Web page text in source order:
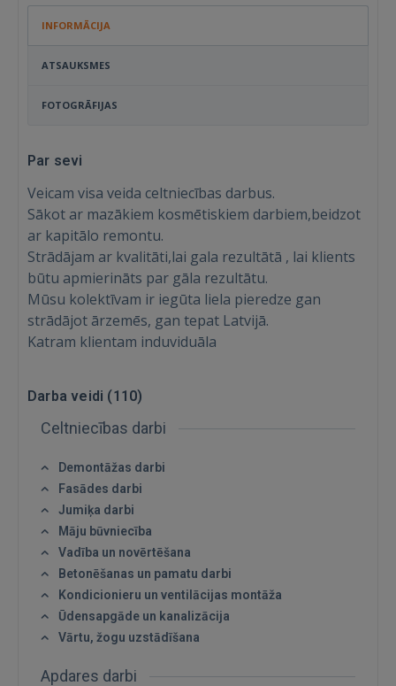
Ienākt
INFORMĀCIJA
ATSAUKSMES
FOTOGRĀFIJAS
Par sevi
Veicam visa veida celtniecības darbus.
Sākot ar mazākiem kosmētiskiem darbiem,beidzot
ar kapitālo remontu.
Strādājam ar kvalitāti,lai gala rezultātā , lai klients
būtu apmierināts par gāla rezultātu.
Mūsu kolektīvam ir iegūta liela pieredze gan
strādājot ārzemēs, gan tepat Latvijā.
Katram klientam induviduāla
Darba veidi (110)
Celtniecības darbi
Demontāžas darbi
Fasādes darbi
Jumiķa darbi
Māju būvniecība
Vadība un novērtēšana
Betonēšanas un pamatu darbi
Kondicionieru un ventilācijas montāža
Ūdensapgāde un kanalizācija
Vārtu, žogu uzstādīšana
Apdares darbi